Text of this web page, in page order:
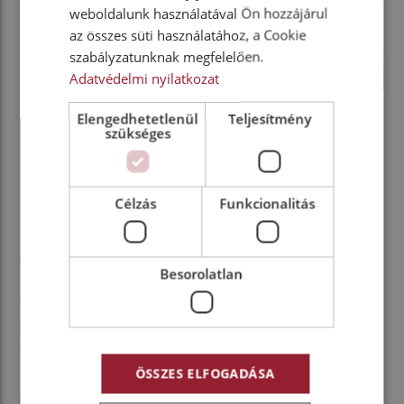
Újrafeldolgozás
Ha egy akkumulátor már telepített energiatárolónak is
alkalmatlan vagy például egy balesetben megsérült,
akkor nem marad más hátra, mint az alapanyagainak
újrafeldolgozása. Az MAN kinyilatkoztatott célja egy
zárt ciklus megteremtése az akkuk alapanyagainak
visszaforgatására, ahol a kinyert nikkelt, mangánt,
kobaltot, lítiumot és más anyagokat új akkucsomagok
gyártásához használnák fel. Jelenleg az
akkumulátorok tömege alapján számítva több mint 70
százalék az újrafeldolgozási arány, de ez később
weboldalunk használatával Ön hozzájárul
az összes süti használatához, a Cookie
szabályzatunknak megfelelően.
Adatvédelmi nyilatkozat
Elengedhetetlenül
szükséges
Teljesítmény
Célzás Funkcionalitás
Besorolatlan
ÖSSZES ELFOGADÁSA